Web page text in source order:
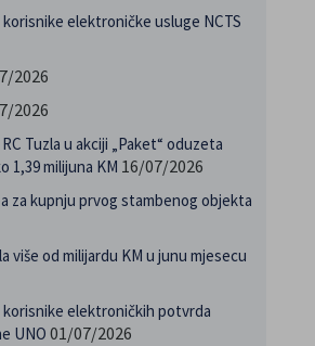
elektroničke usluge NCTS
2026
2026
Tuzla u akciji „Paket“ oduzeta
1,39 milijuna KM 16/07/2026
za kupnju prvog stambenog objekta
više od milijardu KM u junu mjesecu
korisnike elektroničkih potvrda
UNO 01/07/2026